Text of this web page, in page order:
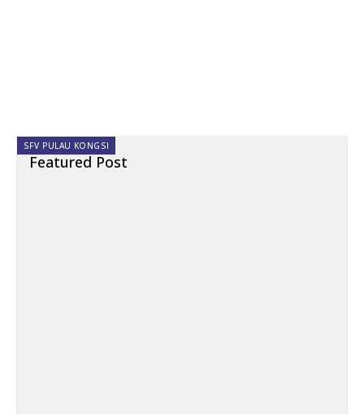
Featured Post
SFV PULAU KONGSI